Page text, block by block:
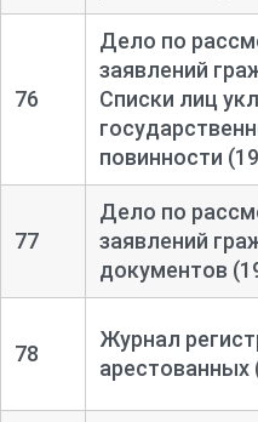
76
Дело по
заявлений
Списки лиц
повинности
77
Дело по
заявлений
документов
78
Журнал
арестованных